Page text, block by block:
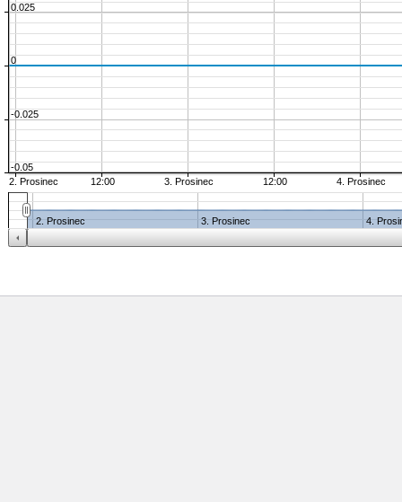
2. Prosinec 12:00 3. Prosinec 12:00 4. Prosinec
0
-0.05
-0.025
0.025
2. Prosinec 3. Prosinec 4.